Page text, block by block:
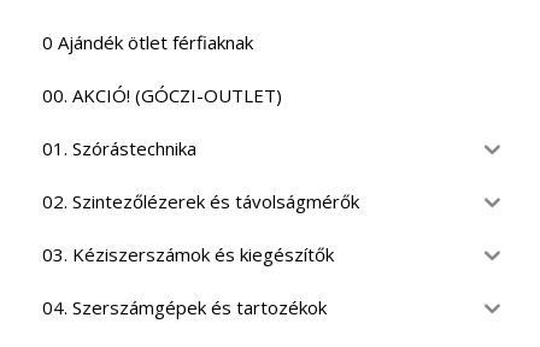
0 Ajándék ötlet férfiaknak
00. AKCIÓ! (GÓCZI-OUTLET)
01. Szórástechnika
02. Szintezőlézerek és távolságmérők
03. Kéziszerszámok és kiegészítők
04. Szerszámgépek és tartozékok